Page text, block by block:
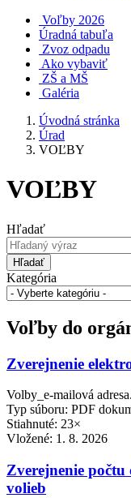
Voľby 2026
Úradná tabuľa
Zvoz odpadu
Ako vybaviť
ZŠ a MŠ
Galéria
Úvodná stránka
Úrad
VOĽBY
VOĽBY
Hľadať
Hľadať
Kategória
Voľby do
Zverejnenie
Volby_e-mailová
Typ súboru: PDF
Stiahnuté: 23×
Vložené: 1. 8. 2026
Zverejnenie
volieb